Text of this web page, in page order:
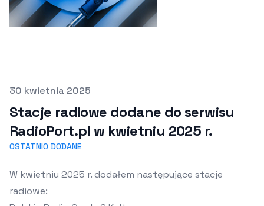
Opublikowano
30 kwietnia 2025
Stacje radiowe dodane do serwisu
RadioPort.pl w kwietniu 2025 r.
OSTATNIO DODANE
W kwietniu 2025 r. dodałem następujące stacje
radiowe: